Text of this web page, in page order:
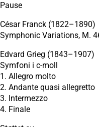
Pause
César Franck (1822–1890)
Symphonic Variations, M.
Edvard Grieg (1843–1907)
Symfoni i c-moll
1. Allegro molto
2. Andante quasi allegretto
3. Intermezzo
4. Finale